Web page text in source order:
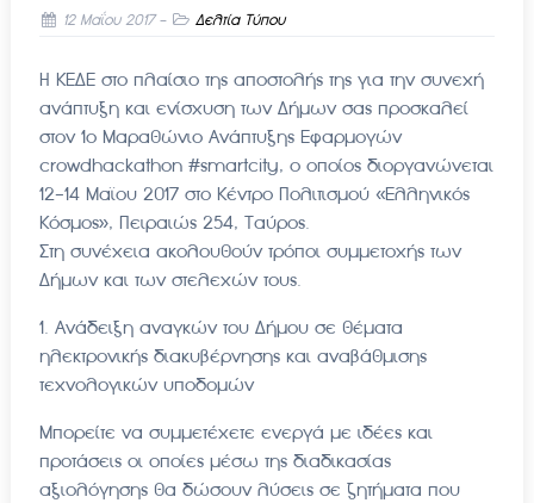
12 Μαΐου 2017- Δελτία Τύπου
H KEΔΕ στο πλαίσιο της αποστολής της για την συνεχή
ανάπτυξη και ενίσχυση των Δήμων σας προσκαλεί
στον 1ο Μαραθώνιο Ανάπτυξης Εφαρμογών
crowdhackathon #smartcity, ο οποίος διοργανώνεται
12-14 Μαϊου 2017 στο Κέντρο Πολιτισμού «Ελληνικός
Κόσμος», Πειραιώς 254, Ταύρος.
Στη συνέχεια ακολουθούν τρόποι συμμετοχής των
Δήμων και των στελεχών τους.
1. Ανάδειξη αναγκών του Δήμου σε θέματα
ηλεκτρονικής διακυβέρνησης και αναβάθμισης
τεχνολογικών υποδομών
Μπορείτε να συμμετέχετε ενεργά με ιδέες και
προτάσεις οι οποίες μέσω της διαδικασίας
αξιολόγησης θα δώσουν λύσεις σε ζητήματα που